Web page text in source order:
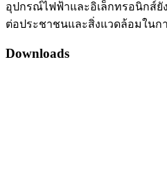
อุปกรณ์ไฟฟ้าและอิเล็กทรอนิกส์ยั
ต่อประชาชนและสิ่งแวดล้อมในก
Downloads